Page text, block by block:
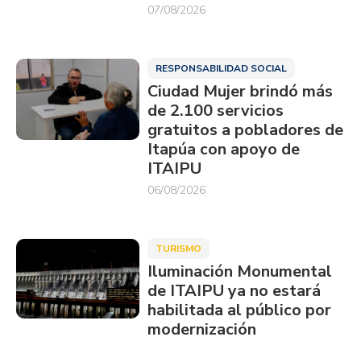
07/08/2026
RESPONSABILIDAD SOCIAL
Ciudad Mujer brindó más
de 2.100 servicios
gratuitos a pobladores de
Itapúa con apoyo de
ITAIPU
06/08/2026
TURISMO
Iluminación Monumental
de ITAIPU ya no estará
habilitada al público por
modernización